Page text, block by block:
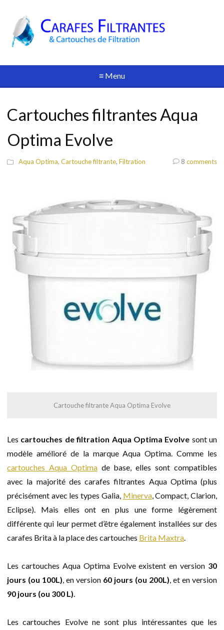
≡ Menu
Cartouches filtrantes Aqua
Optima Evolve
Aqua Optima, Cartouche filtrante, Filtration 8 comments
Cartouche filtrante Aqua Optima Evolve
Les cartouches de filtration Aqua Optima Evolve sont un
modèle amélioré de la marque Aqua Optima. Comme les
cartouches Aqua Optimade base, elles sont compatibles
avec la majorité des carafes filtrantes Aqua Optima (plus
précisément avec les types Galia, Minerva, Compact, Clarion,
Eclipse). Mais elles ont en plus une forme légèrement
différente qui leur permet d’être également installées sur des
carafes Brita à la place des cartouches Brita Maxtra
Les cartouches Aqua Optima Evolve existent en version 30
jours (ou 100L) , en version 60 jours (ou 200L) , et en version
90 jours (ou 300 L)
Les cartouches Evolve ne sont plus intéressantes que les